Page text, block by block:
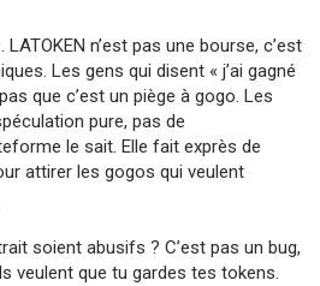
n’est pas une bourse, c’est
Les gens qui disent « j’ai gagné
que c’est un piège à gogo. Les
pure, pas de
le sait. Elle fait exprès de
attirer les gogos qui veulent
soient abusifs ? C’est pas un bug,
veulent que tu gardes tes tokens.